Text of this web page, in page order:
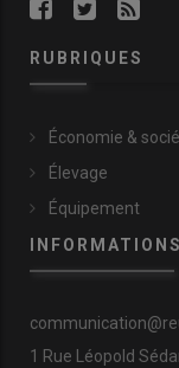
RUBRIQUES
Économie &
Élevage
Équipement
1 Rue Léopold